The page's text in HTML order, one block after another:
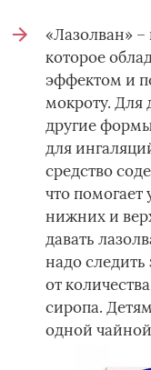
«Лазолван» –
которое
эффектом и
мокроту. Для
другие формы
для
средство
что помогает
нижних и
давать
надо следить
от
сиропа.
одной